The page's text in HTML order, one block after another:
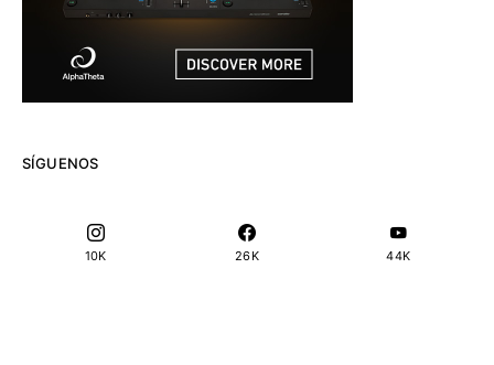
SÍGUENOS
10K 26K 44K